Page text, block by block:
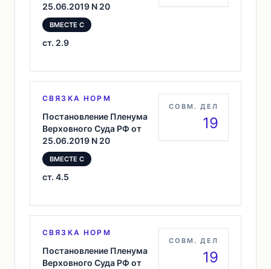
25.06.2019 N 20
ВМЕСТЕ С
ст. 2.9
СВЯЗКА НОРМ
Постановление Пленума
Верховного Суда РФ от
25.06.2019 N 20
ВМЕСТЕ С
ст. 4.5
СОВМ. ДЕЛ
19
СВЯЗКА НОРМ
Постановление Пленума
Верховного Суда РФ от
СОВМ. ДЕЛ
19